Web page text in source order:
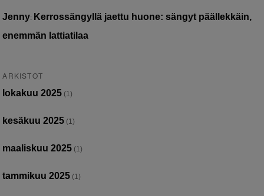
Jenny: Kerrossängyllä jaettu huone: sängyt päällekkäin,
enemmän lattiatilaa
ARKISTOT
lokakuu 2025 (1)
kesäkuu 2025 (1)
maaliskuu 2025 (1)
tammikuu 2025 (1)